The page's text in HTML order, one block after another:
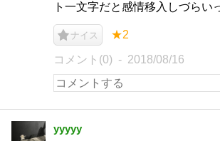
ト一文字だと感情移入しづらい
ナイス ★2
コメント(0) 2018/08/16
yyyyy